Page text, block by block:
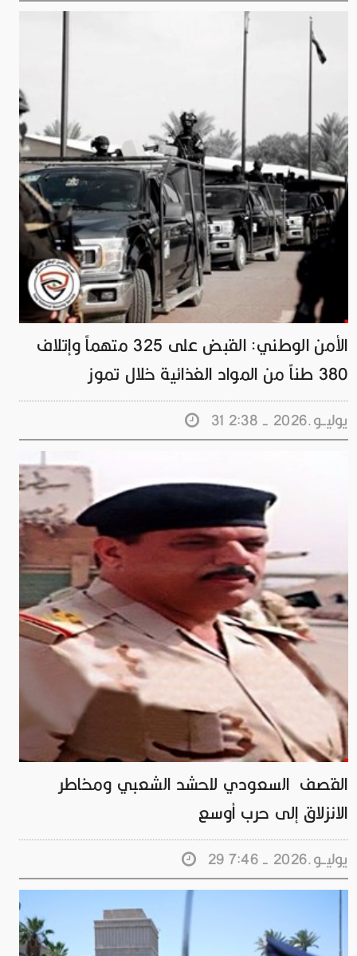
الأمن الوطني: القبض على 325 متهماً وإتلاف
380 طناً من المواد الغذائية خلال تموز
31 يوليــو.2026 - 2:38
القصف السعودي للحشد الشعبي ومخاطر
الانزلاق إلى حرب أوسع
29 يوليــو.2026 - 7:46